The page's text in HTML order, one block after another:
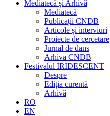
Mediatecă și Arhivă
Mediatecă
Publicații CNDB
Articole și interviuri
Proiecte de cercetare
Jurnal de dans
Arhiva CNDB
Festivalul IRIDESCENT
Despre
Ediția curentă
Arhivă
RO
EN